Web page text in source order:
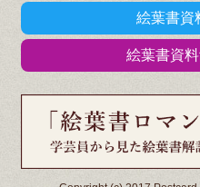
絵葉書資
絵葉書資